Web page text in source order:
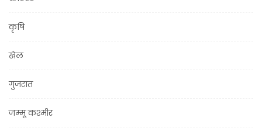
कृषि
खेल
गुजरात
जम्मू कश्मीर